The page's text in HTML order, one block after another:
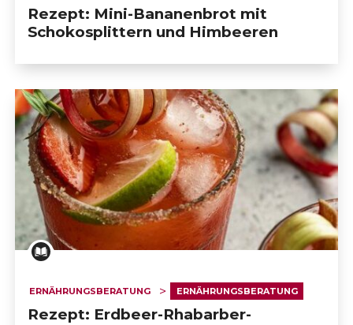
Rezept: Mini-Bananenbrot mit
Schokosplittern und Himbeeren
ERNÄHRUNGSBERATUNG ERNÄHRUNGSBERATUNG
Rezept: Erdbeer-Rhabarber-